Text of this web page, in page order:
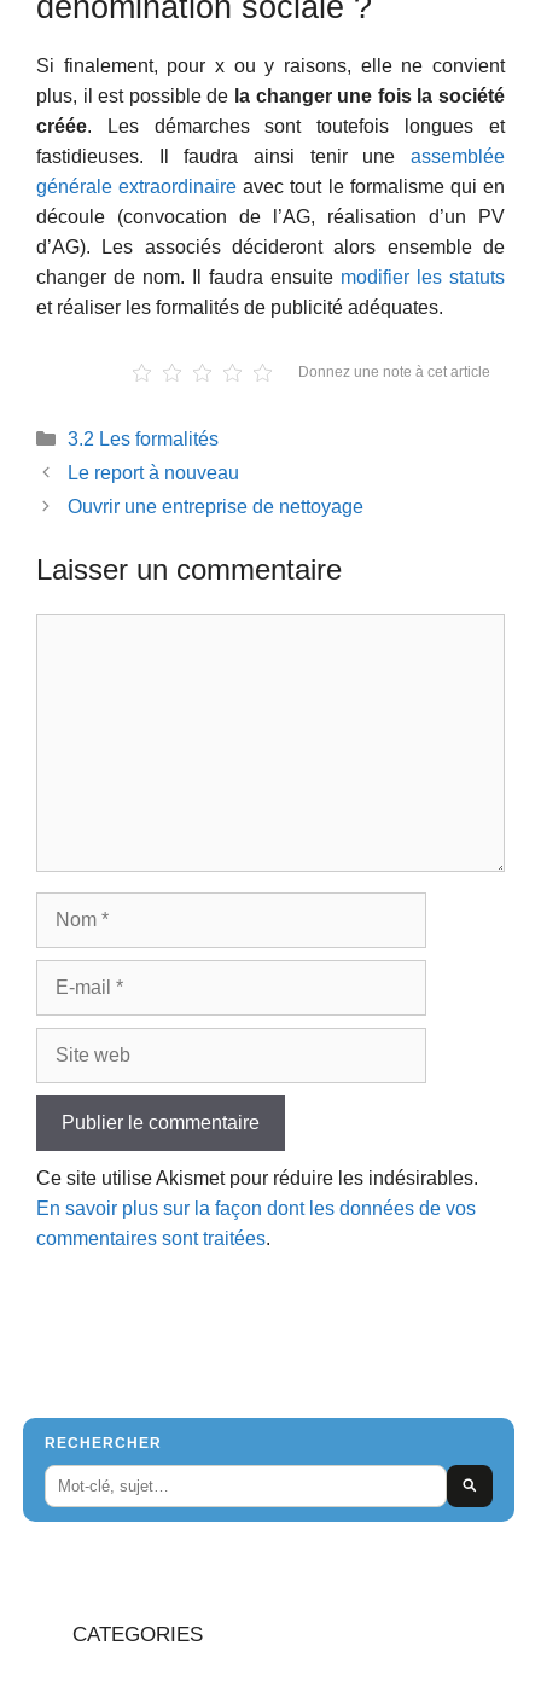
Si finalement, pour x ou y raisons, elle ne convient
plus, il est possible de la changer une fois la société
créée. Les démarches sont toutefois longues et
fastidieuses. Il faudra ainsi tenir une assemblée
générale extraordinaire avec tout le formalisme qui en
découle (convocation de l’AG, réalisation d’un PV
d’AG). Les associés décideront alors ensemble de
changer de nom. Il faudra ensuite modifier les statuts
et réaliser les formalités de publicité adéquates.
Donnez une note à cet article
Catégories
3.2 Les formalités
Le report à nouveau
Ouvrir une entreprise de nettoyage
Laisser un commentaire
Ce site utilise Akismet pour réduire les indésirables.
En savoir plus sur la façon dont les données de vos
commentaires sont traitées.
RECHERCHER
CATEGORIES